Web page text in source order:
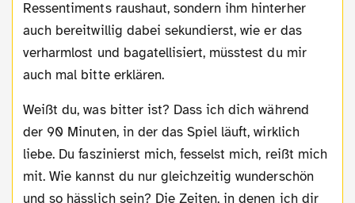
Ressentiments raushaut, sondern ihm hinterher
auch bereitwillig dabei sekundierst, wie er das
verharmlost und bagatellisiert, müsstest du mir
auch mal bitte erklären.
Weißt du, was bitter ist? Dass ich dich während
der 90 Minuten, in der das Spiel läuft, wirklich
liebe. Du faszinierst mich, fesselst mich, reißt mich
mit. Wie kannst du nur gleichzeitig wunderschön
und so hässlich sein? Die Zeiten, in denen ich dir